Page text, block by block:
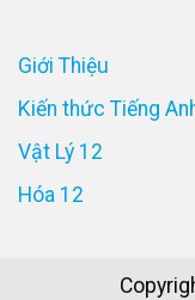
Giới Thiệu
Kiến thức Tiếng
Vật Lý 12
Hóa 12